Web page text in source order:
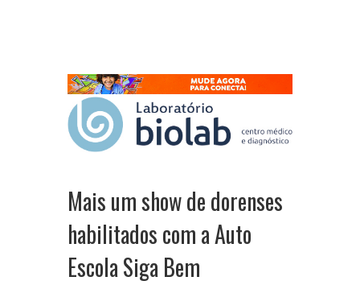
Mais um show de dorenses
habilitados com a Auto
Escola Siga Bem